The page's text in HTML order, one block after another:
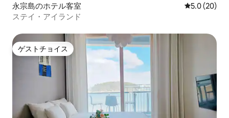
永宗島のホテル客室 レビュー20
5.0 (20)
ステイ・アイランド
ゲストチョイス
ゲストチョイス